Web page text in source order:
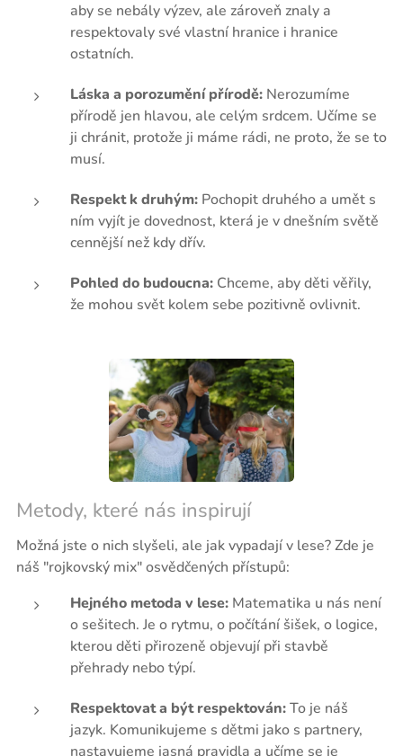
aby se nebály výzev, ale zároveň znaly a
respektovaly své vlastní hranice i hranice
ostatních.
Láska a porozumění přírodě: Nerozumíme
přírodě jen hlavou, ale celým srdcem. Učíme se
ji chránit, protože ji máme rádi, ne proto, že se to
musí.
Respekt k druhým: Pochopit druhého a umět s
ním vyjít je dovednost, která je v dnešním světě
cennější než kdy dřív.
Pohled do budoucna: Chceme, aby děti věřily,
že mohou svět kolem sebe pozitivně ovlivnit.
Metody, které nás inspirují
Možná jste o nich slyšeli, ale jak vypadají v lese? Zde je
náš "rojkovský mix" osvědčených přístupů:
Hejného metoda v lese: Matematika u nás není
o sešitech. Je o rytmu, o počítání šišek, o logice,
kterou děti přirozeně objevují při stavbě
přehrady nebo týpí.
Respektovat a být respektován:To je náš
jazyk. Komunikujeme s dětmi jako s partnery,
nastavujeme jasná pravidla a učíme se je